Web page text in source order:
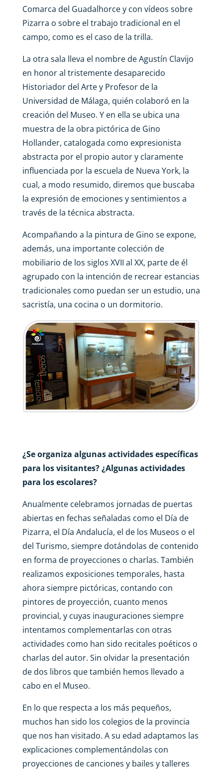
Comarca del Guadalhorce y con vídeos sobre
Pizarra o sobre el trabajo tradicional en el
campo, como es el caso de la trilla.
La otra sala lleva el nombre de Agustín Clavijo
en honor al tristemente desaparecido
Historiador del Arte y Profesor de la
Universidad de Málaga, quién colaboró en la
creación del Museo. Y en ella se ubica una
muestra de la obra pictórica de Gino
Hollander, catalogada como expresionista
abstracta por el propio autor y claramente
influenciada por la escuela de Nueva York, la
cual, a modo resumido, diremos que buscaba
la expresión de emociones y sentimientos a
través de la técnica abstracta.
Acompañando a la pintura de Gino se expone,
además, una importante colección de
mobiliario de los siglos XVII al XX, parte de él
agrupado con la intención de recrear estancias
tradicionales como puedan ser un estudio, una
sacristía, una cocina o un dormitorio.
¿Se organiza algunas actividades específicas
para los visitantes? ¿Algunas actividades
para los escolares?
Anualmente celebramos jornadas de puertas
abiertas en fechas señaladas como el Día de
Pizarra, el Día Andalucía, el de los Museos o el
del Turismo, siempre dotándolas de contenido
en forma de proyecciones o charlas. También
realizamos exposiciones temporales, hasta
ahora siempre pictóricas, contando con
pintores de proyección, cuanto menos
provincial, y cuyas inauguraciones siempre
intentamos complementarlas con otras
actividades como han sido recitales poéticos o
charlas del autor. Sin olvidar la presentación
de dos libros que también hemos llevado a
cabo en el Museo.
En lo que respecta a los más pequeños,
muchos han sido los colegios de la provincia
que nos han visitado. A su edad adaptamos las
explicaciones complementándolas con
proyecciones de canciones y bailes y talleres